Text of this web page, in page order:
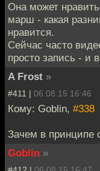
Она может
марш - какая
нравится.
Сейчас часто
просто запись - и
A Frost »
#411 | 06.08.15 16:46
Кому: Goblin, #338
Зачем в принципе
Goblin »